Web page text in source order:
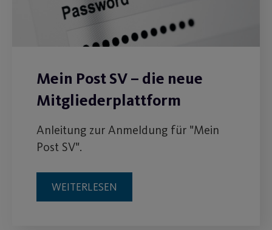
Mein Post SV – die neue
Mitgliederplattform
Anleitung zur Anmeldung für "Mein
Post SV".
WEITERLESEN